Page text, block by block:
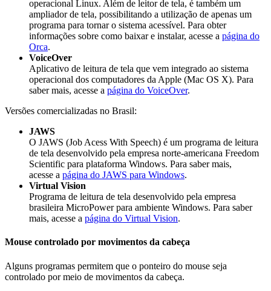
operacional Linux. Além de leitor de tela, é também um
ampliador de tela, possibilitando a utilização de apenas um
programa para tornar o sistema acessível. Para obter
informações sobre como baixar e instalar, acesse a página do
Orca.
VoiceOver
Aplicativo de leitura de tela que vem integrado ao sistema
operacional dos computadores da Apple (Mac OS X). Para
saber mais, acesse a página do VoiceOver.
Versões comercializadas no Brasil:
JAWS
O JAWS (Job Acess With Speech) é um programa de leitura
de tela desenvolvido pela empresa norte-americana Freedom
Scientific para plataforma Windows. Para saber mais,
acesse a página do JAWS para Windows.
Virtual Vision
Programa de leitura de tela desenvolvido pela empresa
brasileira MicroPower para ambiente Windows. Para saber
mais, acesse a página do Virtual Vision.
Mouse controlado por movimentos da cabeça
Alguns programas permitem que o ponteiro do mouse seja
controlado por meio de movimentos da cabeça.